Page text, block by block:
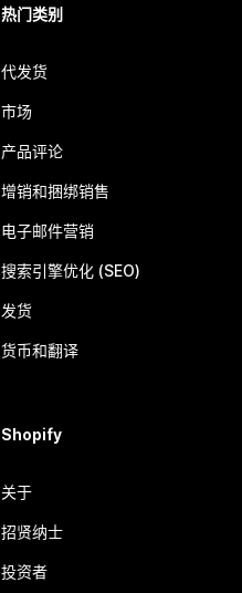
热门类别
代发货
市场
产品评论
增销和捆绑销售
电子邮件营销
搜索引擎优化 (SEO)
发货
货币和翻译
Shopify
关于
招贤纳士
投资者